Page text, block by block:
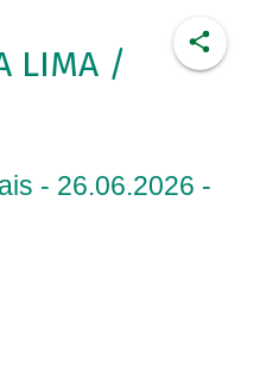
LIMA /
- 26.06.2026 -